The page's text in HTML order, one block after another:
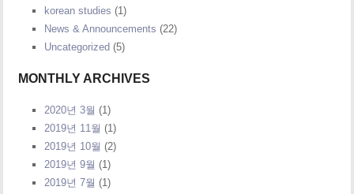
korean studies (1)
News & Announcements (22)
Uncategorized (5)
MONTHLY ARCHIVES
2020년 3월 (1)
2019년 11월 (1)
2019년 10월 (2)
2019년 9월 (1)
2019년 7월 (1)